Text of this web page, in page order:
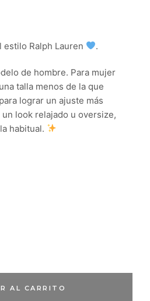
estilo Ralph Lauren .
de hombre. Para mujer
talla menos de la que
lograr un ajuste más
look relajado u oversize,
habitual.
AL CARRITO